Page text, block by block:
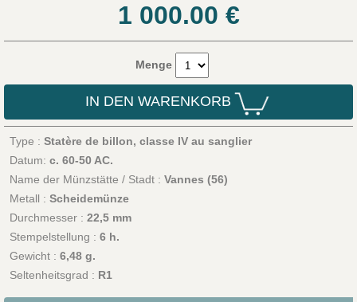
1 000.00 €
Menge
IN DEN WARENKORB
Type : Statère de billon, classe IV au sanglier
Datum: c. 60-50 AC.
Name der Münzstätte / Stadt : Vannes (56)
Metall : Scheidemünze
Durchmesser : 22,5 mm
Stempelstellung : 6 h.
Gewicht : 6,48 g.
Seltenheitsgrad : R1